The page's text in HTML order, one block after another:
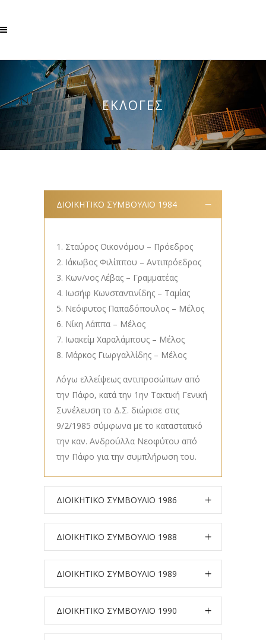
ΕΚΛΟΓΕΣ
ΔΙΟΙΚΗΤΙΚΟ ΣΥΜΒΟΥΛΙΟ 1984
Σταύρος Οικονόμου – Πρόεδρος
Ιάκωβος Φιλίππου – Αντιπρόεδρος
Κων/νος Λέβας – Γραμματέας
Ιωσήφ Κωνσταντινίδης – Ταμίας
Νεόφυτος Παπαδόπουλος – Μέλος
Νίκη Λάππα – Μέλος
Ιωακείμ Χαραλάμπους – Μέλος
Μάρκος Γιωργαλλίδης – Μέλος
Λόγω ελλείψεως αντιπροσώπων από
την Πάφο, κατά την 1ην Τακτική Γενική
Συνέλευση το Δ.Σ. διώρισε στις
9/2/1985 σύμφωνα με το καταστατικό
την καν. Ανδρούλλα Νεοφύτου από
την Πάφο για την συμπλήρωση του.
ΔΙΟΙΚΗΤΙΚΟ ΣΥΜΒΟΥΛΙΟ 1986
ΔΙΟΙΚΗΤΙΚΟ ΣΥΜΒΟΥΛΙΟ 1988
ΔΙΟΙΚΗΤΙΚΟ ΣΥΜΒΟΥΛΙΟ 1989
ΔΙΟΙΚΗΤΙΚΟ ΣΥΜΒΟΥΛΙΟ 1990